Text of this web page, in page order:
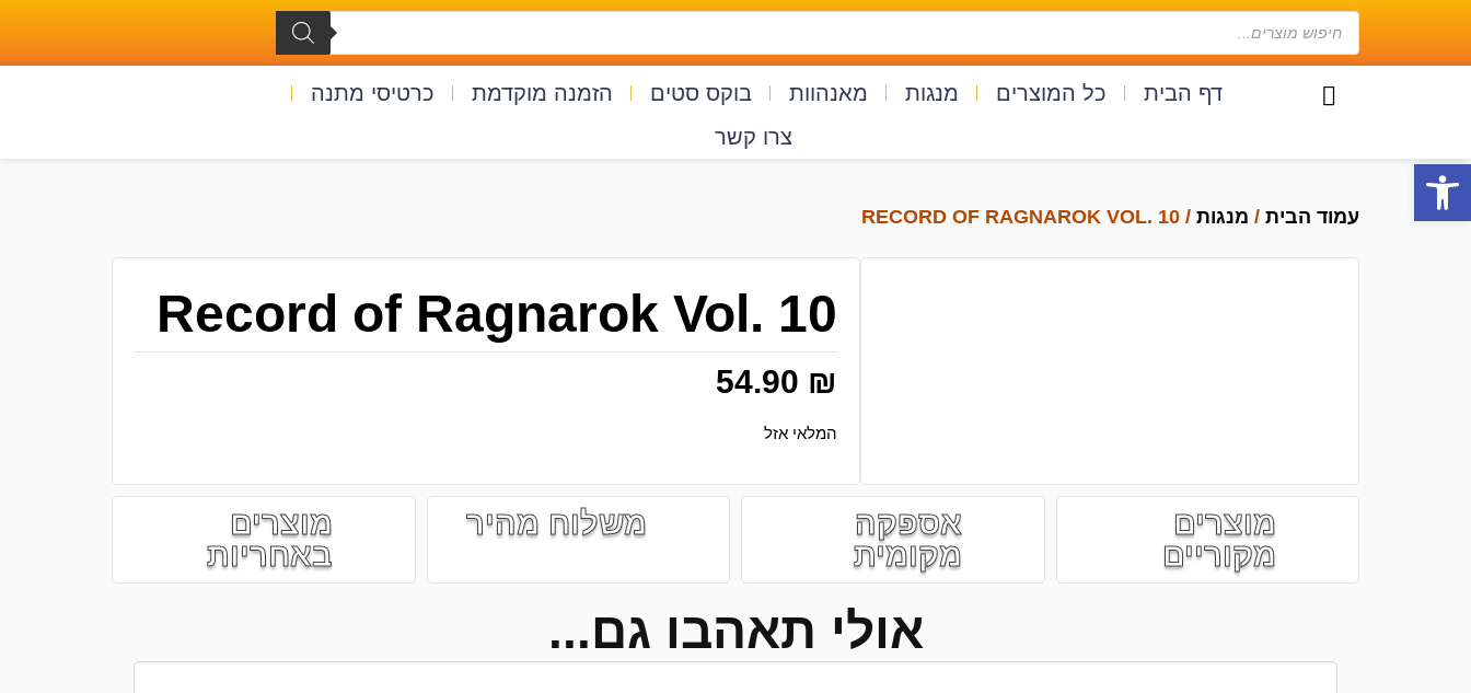
פתח סרגל נגישות
דף הבית כל המוצרים מנגות מאנהוות בוקס סטים הזמנה מוקדמת
כרטיסי מתנה
צרו קשר
עמוד הבית / מנגות / RECORD OF RAGNAROK VOL. 10
Record of Ragnarok Vol. 10
54.90 ₪
המלאי אזל
מוצרים
מקוריים
אספקה
מקומית
משלוח מהיר
מוצרים
באחריות
אולי תאהבו גם...